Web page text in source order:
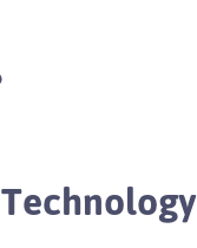
Technology